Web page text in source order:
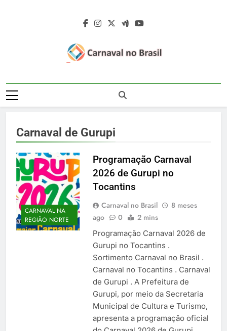
Carnaval No
Brasil 2027 –
2027 – Desfile
Das Escolas De
Samba
Rua 2027 – Desfile Das Escolas De
Samba – Fotos Carnaval 2026 – Blocos
Rainhas De Bateria – Famosos No
Carnaval de Gurupi
CARNAVAL NA
REGIÃO NORTE
Programação Carnaval
2026 de Gurupi no
Tocantins
Carnaval no Brasil
8 meses
ago
0 2 mins
Programação Carnaval 2026 de
Gurupi no Tocantins .
Sortimento Carnaval no Brasil .
Carnaval no Tocantins . Carnaval
de Gurupi . A Prefeitura de
Gurupi, por meio da Secretaria
Municipal de Cultura e Turismo,
apresenta a programação oficial